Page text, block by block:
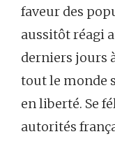
faveur des
aussitôt réagi
derniers jours
tout le monde
en liberté. Se
autorités